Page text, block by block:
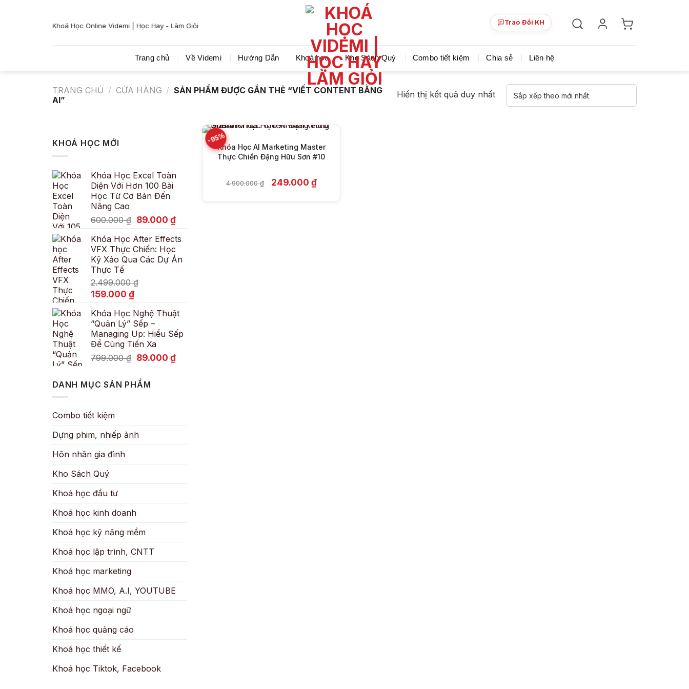
Khoá Học Online Videmi | Học Hay - Làm Giỏi Videmi giúp bạn học tiết kiệm và tiến bộ hơn mỗi ngày! Chia sẻ khoá học giá rẻ cho những ai hạn hẹp
Trao Đổi KH
Trang chủ Về Videmi Hướng Dẫn Khoá học Kho Sách Quý Combo tiết kiệm Chia sẻ Liên hệ
TRANG CHỦ / CỬA HÀNG / SẢN PHẨM ĐƯỢC GẮN THẺ “VIẾT CONTENT BẰNG
AI”
Hiển thị kết quả duy nhất
KHOÁ HỌC MỚI
Khóa Học Excel Toàn
Diện Với Hơn 100 Bài
Học Từ Cơ Bản Đến
Nâng Cao
600.000₫ Giá
là:
600.000 ₫.
89.000 ₫Giá
tại
là:
89.000 ₫.
Khóa Học After Effects
VFX Thực Chiến: Học
Kỹ Xảo Qua Các Dự Án
Thực Tế
2.499.000₫
Giá
là:
2.499.000 ₫.
159.000 ₫Giá
tại
là:
159.000 ₫.
Khóa Học Nghệ Thuật
“Quản Lý” Sếp –
Managing Up: Hiểu Sếp
Để Cùng Tiến Xa
799.000₫ Giá
là:
799.000 ₫.
89.000 ₫Giá
DANH MỤC SẢN PHẨM
Combo tiết kiệm
Dựng phim, nhiếp ảnh
Hôn nhân gia đình
Kho Sách Quý
Khoá học đầu tư
Khoá học kinh doanh
Khoá học kỹ năng mềm
Khoá học lập trình, CNTT
Khoá học marketing
Khoá học MMO, A.I, YOUTUBE
Khoá học ngoại ngữ
Khoá học quảng cáo
Khoá học thiết kế
Khoá học Tiktok, Facebook
-95%
Khóa Học AI Marketing Master
Thực Chiến Đặng Hữu Sơn #10
4.900.000₫ Giá
249.000 ₫Giá
hiện